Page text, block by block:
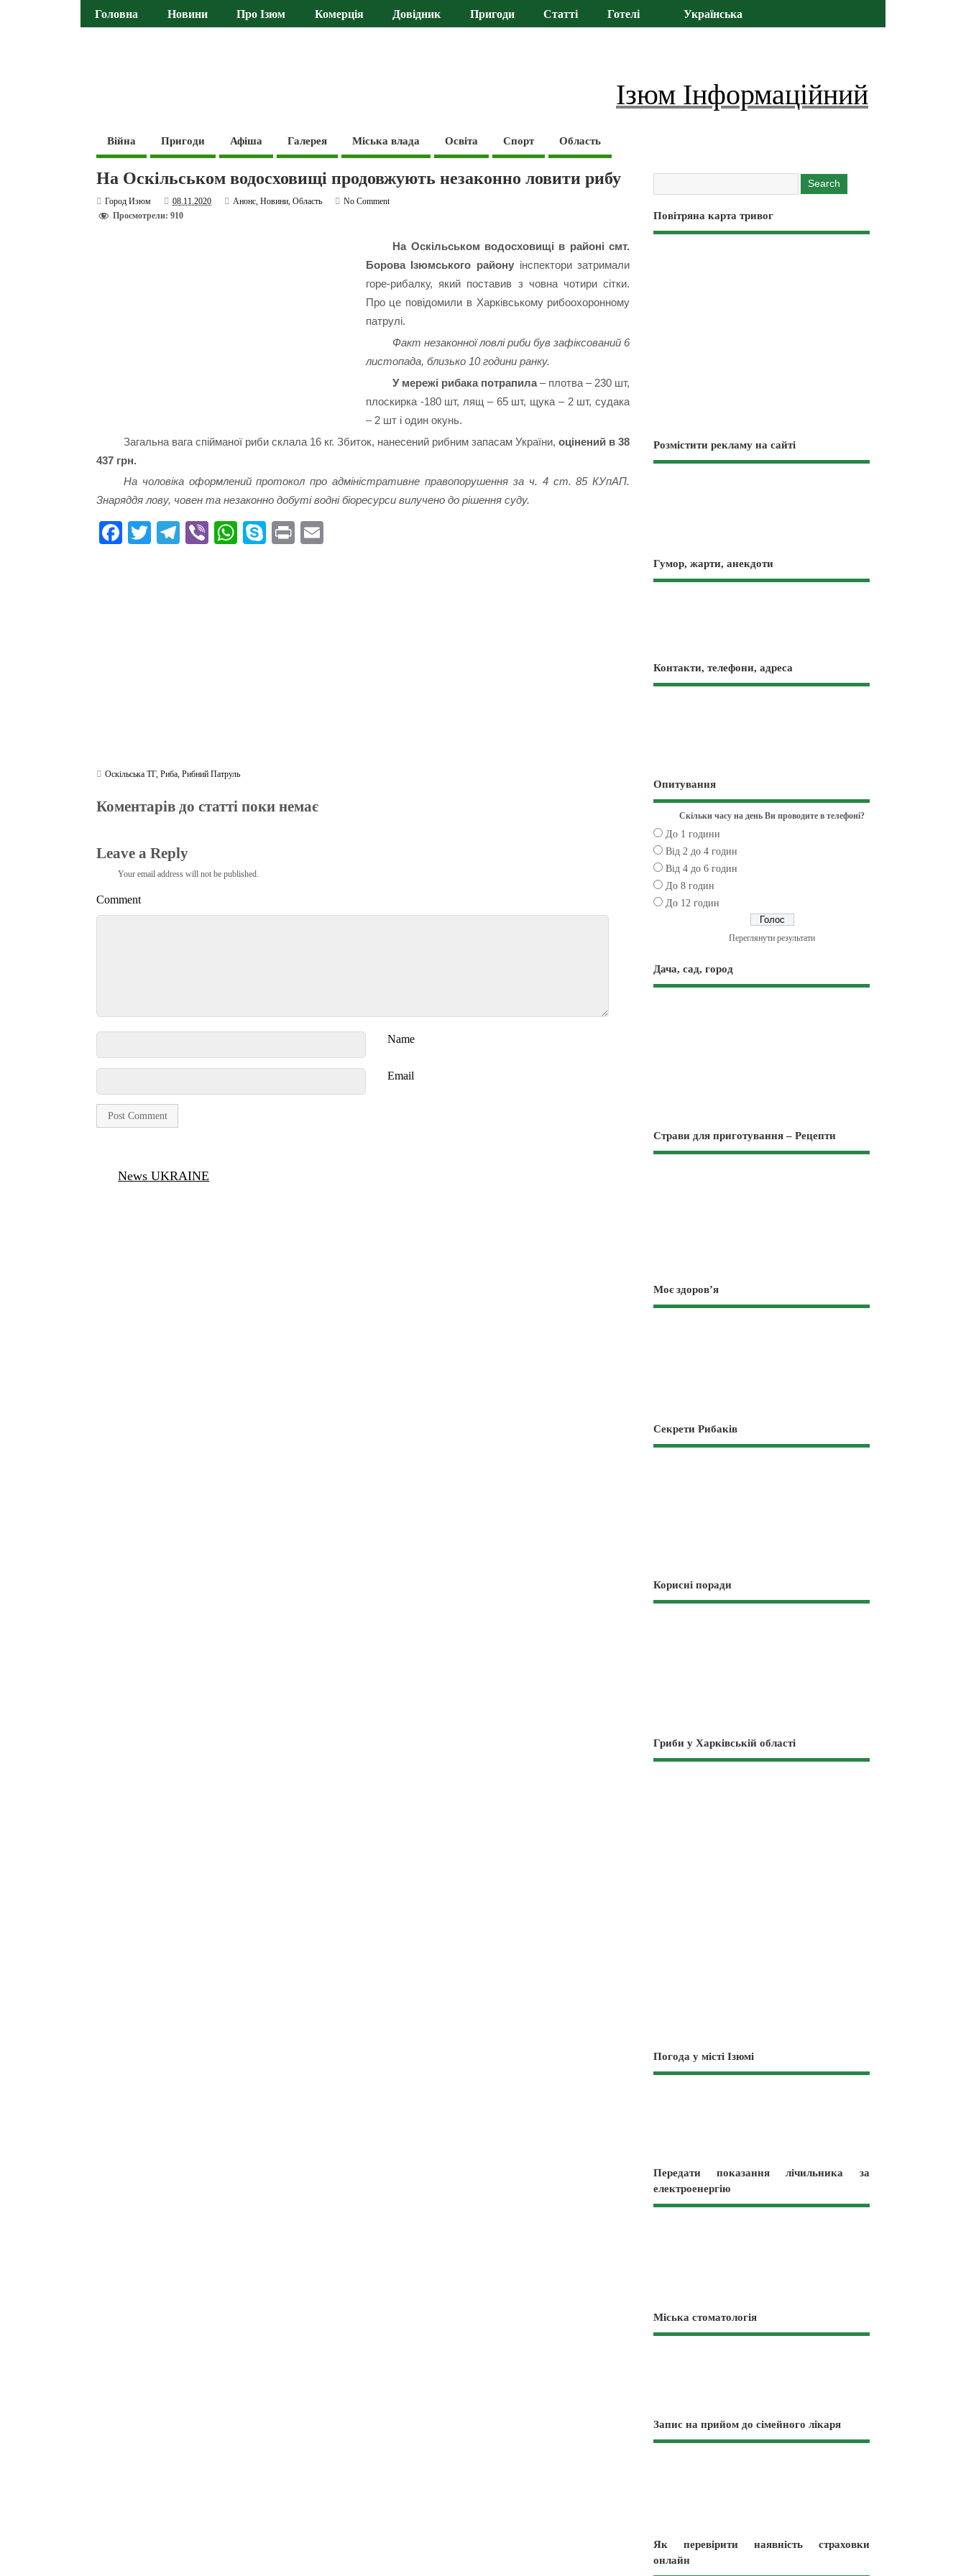
Головна Новини Про Ізюм Комерція Довідник Пригоди Статті Готелі Українська
Ізюм Інформаційний
Війна Пригоди Афіша Галерея Міська влада Освіта Спорт Область
На Оскільськом водосховищі продовжують незаконно ловити рибу
Город Изюм 08.11.2020 Анонс,Новини,Область
No Comment
Просмотрели: 910
На Оскільськом водосховищі в районі смт.
Борова Ізюмського району інспектори затримали
горе-рибалку, який поставив з човна чотири сітки.
Про це повідомили в Харківському рибоохоронному
патрулі.
Факт незаконної ловлі риби був зафіксований 6
листопада, близько 10 години ранку.
У мережі рибака потрапила– плотва – 230 шт,
плоскирка -180 шт, лящ – 65 шт, щука – 2 шт, судака
– 2 шт і один окунь.
Загальна вага спійманої риби склала 16 кг. Збиток, нанесений рибним запасам України,оцінений в 38
437 грн.
На чоловіка оформлений протокол про адміністративне правопорушення за ч. 4 ст. 85 КУпАП.
Знаряддя лову, човен та незаконно добуті водні біоресурси вилучено до рішення суду.
Fa T
Te Vi
W
S
Pr
Оскільська ТГ,Риба,Рибний Патруль
Коментарів до статті поки немає
Leave a Reply
Your email address will not be published.
Comment
Name
Email
News UKRAINE
Повітряна карта тривог
Розмістити рекламу на сайті
Гумор, жарти, анекдоти
Контакти, телефони, адреса
Опитування
Скільки часу на день Ви проводите в телефоні?
До 1 години
Від 2 до 4 годин
Від 4 до 6 годин
До 8 годин
До 12 годин
Переглянути результати
Дача, сад, город
Страви для приготування – Рецепти
Моє здоров’я
Секрети Рибаків
Корисні поради
Гриби у Харківській області
Погода у місті Ізюмі
Передати показання лічильника за
електроенергію
Міська стоматологія
Запис на прийом до сімейного лікаря
Як перевірити наявність страховки
онлайн